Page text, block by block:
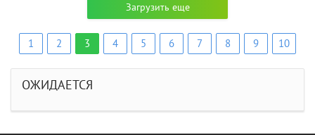
Загрузить еще
1 2 3 4 5 6 7 8 9 10
ОЖИДАЕТСЯ